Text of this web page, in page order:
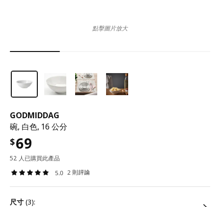
GODMIDDAG
碗, 白色, 16 公分
$69
52 人已購買此產品
5.0 2 則評論
尺寸 (3):
點擊圖片放大